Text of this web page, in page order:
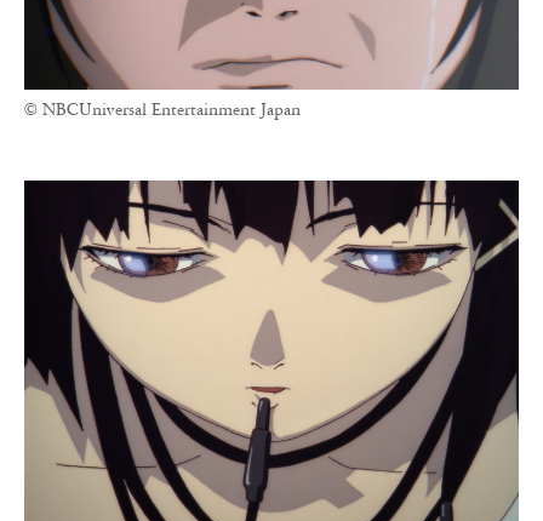
© NBCUniversal Entertainment Japan